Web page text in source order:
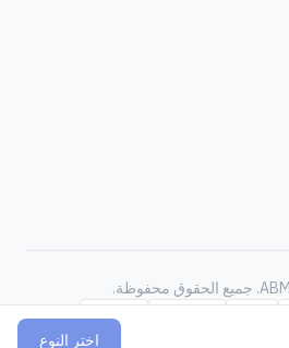
اختر النوع
جميع الحقوق محفوظة.